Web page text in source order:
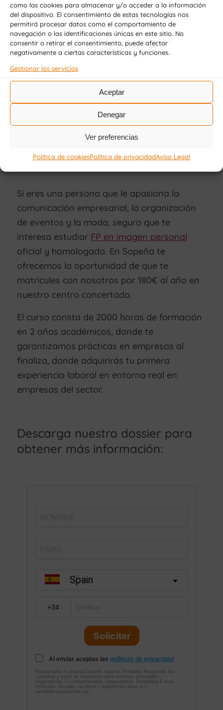
como las cookies para almacenar y/o acceder a la información
del dispositivo. El consentimiento de estas tecnologías nos
permitirá procesar datos como el comportamiento de
navegación o las identificaciones únicas en este sitio. No
consentir o retirar el consentimiento, puede afectar
negativamente a ciertas características y funciones.
Gestionar los servicios
Aceptar
Denegar
Ver preferencias
Política de cookiesPolítica de privacidadAviso Legal
empresa de publicidad, medio de
comunicación o para la administración
pública como asesor/a, el salario puede ser
aún mayor, donde
la mayoría de estos
profesionales están entre los 22.000 –
Si eres una persona que le apasiona la
comunicación empresarial, la organización
de eventos y la moda, seguro que te
interesa estudiar FP en imagen personal
oficial y homologado. En Sopeña te
ofrecemos la oportunidad de que te
matricules con nosotros por 180€ al año en
nuestro centro concertado.
El curso consta de 2000 horas de formación
en 2 años académicos, donde te
garantizamos prácticas en empresas al
finaliza, donde adquirirás tu primera
experiencia laboral en entorno real en
empresas del sector.
Descarga nuestro dossier para
obtener más información: